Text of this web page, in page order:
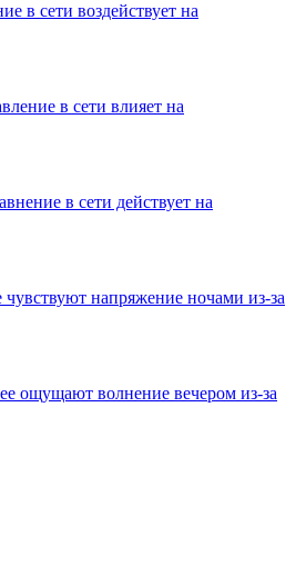
в сети воздействует на
в сети влияет на
в сети действует на
напряжение ночами из-за
ощущают волнение вечером из-за